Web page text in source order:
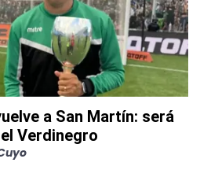
a San Martín: será
Verdinegro